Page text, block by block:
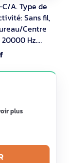
C/A. Type de
Sans fil,
Centre
Hz.
Couleur du
plus